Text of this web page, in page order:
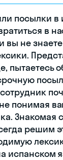
посылки
в
вы не знаете
пытаетесь
понимая
Знакомая
решим
испанском